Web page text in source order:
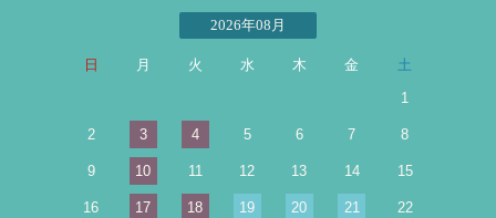
2026年08月
日 月 火 水 木 金
土
1
2 3 4 5 6 7 8
9 10 11 12 13 14 15
16 17 18 19 20 21 22